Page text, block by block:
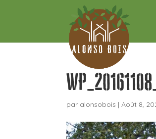
par alonsobois |Août 8,